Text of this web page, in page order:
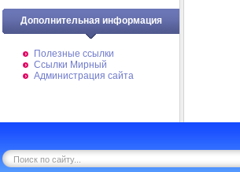
Дополнительная информация
Полезные ссылки
Ссылки Мирный
Администрация сайта